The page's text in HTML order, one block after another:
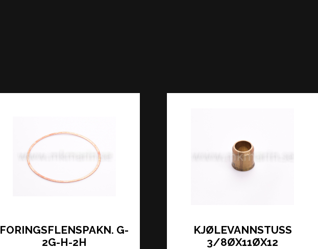
FORINGSFLENSPAKN. G-
2G-H-2H
KJØLEVANNSTUSS
3/8ØX11ØX12